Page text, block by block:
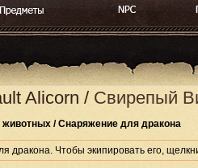
Alicorn / Свирепый
/ Снаряжение для дракона
дракона. Чтобы экипировать его,